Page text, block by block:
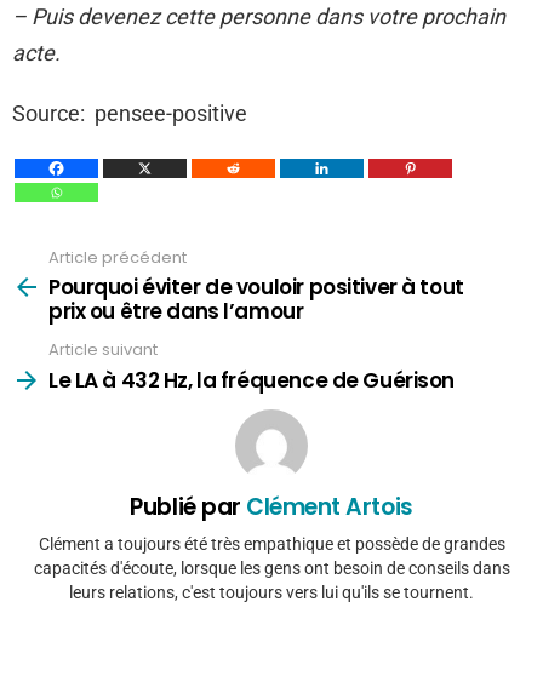
– Puis devenez cette personne dans votre prochain
acte.
Source: pensee-positive
plus
Article précédent
Pourquoi éviter de vouloir positiver à tout
prix ou être dans l’amour
Article suivant
Le LA à 432 Hz, la fréquence de Guérison
Publié par Clément Artois
Clément a toujours été très empathique et possède de grandes
capacités d'écoute, lorsque les gens ont besoin de conseils dans
leurs relations, c'est toujours vers lui qu'ils se tournent.